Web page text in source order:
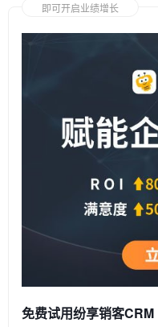
即可开启业绩增长
免费试用纷享销客CRM